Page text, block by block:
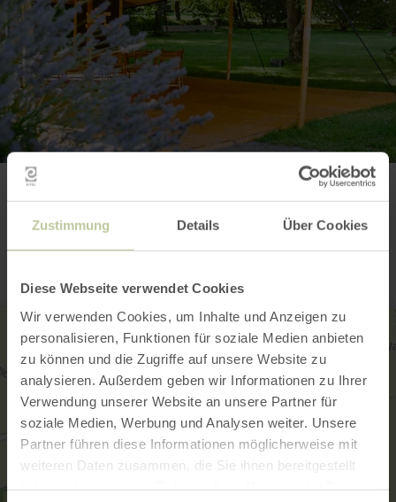
Zustimmung Details Über Cookies
Diese Webseite verwendet Cookies
Wir verwenden Cookies, um Inhalte und Anzeigen zu
personalisieren, Funktionen für soziale Medien anbieten
zu können und die Zugriffe auf unsere Website zu
analysieren. Außerdem geben wir Informationen zu Ihrer
Verwendung unserer Website an unsere Partner für
soziale Medien, Werbung und Analysen weiter. Unsere
Partner führen diese Informationen möglicherweise mit
weiteren Daten zusammen, die Sie ihnen bereitgestellt
Contact